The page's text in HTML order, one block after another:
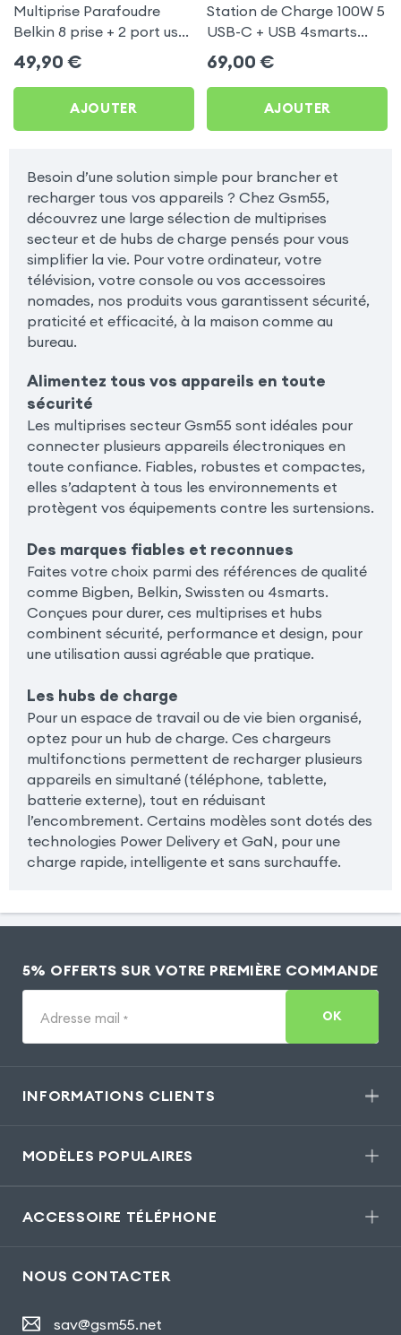
Multiprise Parafoudre
Belkin 8 prise + 2 port usb
2.4A, cable de 2 metre,
Bouton d'alimentation
49,90 €
AJOUTER
Station de Charge 100W 5
USB-C + USB 4smarts
pour Huawei Nova 11 Pro
69,00 €
AJOUTER
Besoin d’une solution simple pour brancher et
recharger tous vos appareils ? Chez Gsm55,
découvrez une large sélection de multiprises
secteur et de hubs de charge pensés pour vous
simplifier la vie. Pour votre ordinateur, votre
télévision, votre console ou vos accessoires
nomades, nos produits vous garantissent sécurité,
praticité et efficacité, à la maison comme au
bureau.
Alimentez tous vos appareils en toute
sécurité
Les multiprises secteur Gsm55 sont idéales pour
connecter plusieurs appareils électroniques en
toute confiance. Fiables, robustes et compactes,
elles s’adaptent à tous les environnements et
protègent vos équipements contre les surtensions.
Des marques fiables et reconnues
Faites votre choix parmi des références de qualité
comme Bigben, Belkin, Swissten ou 4smarts.
Conçues pour durer, ces multiprises et hubs
combinent sécurité, performance et design, pour
une utilisation aussi agréable que pratique.
Les hubs de charge
Pour un espace de travail ou de vie bien organisé,
optez pour un hub de charge. Ces chargeurs
multifonctions permettent de recharger plusieurs
appareils en simultané (téléphone, tablette,
batterie externe), tout en réduisant
l’encombrement. Certains modèles sont dotés des
technologies Power Delivery et GaN, pour une
charge rapide, intelligente et sans surchauffe.
5% OFFERTS SUR VOTRE PREMIÈRE COMMANDE
Adresse mail * OK
INFORMATIONS CLIENTS
MODÈLES POPULAIRES
ACCESSOIRE TÉLÉPHONE
NOUS CONTACTER
sav@gsm55.net